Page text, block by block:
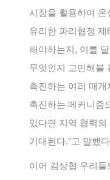
시장을 활용하여
유리한 파리협정
해야하는지, 이를
무엇인지 고민해볼
촉진하는 여러 매
촉진하는 메커니즘
있다면 지역 협력
기대된다.”고 말했
이어 김상협 우리들